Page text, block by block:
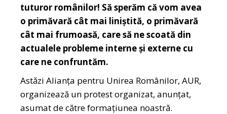
tuturor românilor! Să sperăm că vom avea
o primăvară cât mai liniștită, o primăvară
cât mai frumoasă, care să ne scoată din
actualele probleme interne și externe cu
care ne confruntăm.
Astăzi Alianța pentru Unirea Românilor, AUR,
organizează un protest organizat, anunțat,
asumat de către formațiunea noastră.